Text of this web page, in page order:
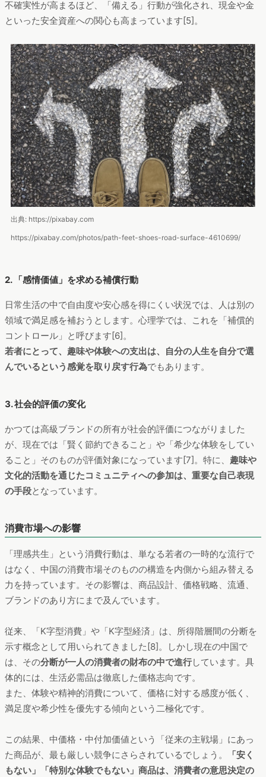
不確実性が高まるほど、「備える」行動が強化され、現金や金
といった安全資産への関心も高まっています[5]。
出典: https://pixabay.com
https://pixabay.com/photos/path-feet-shoes-road-surface-4610699/
2. 「感情価値」を求める補償行動
日常生活の中で自由度や安心感を得にくい状況では、人は別の
領域で満足感を補おうとします。心理学では、これを「補償的
コントロール」と呼びます[6]。
若者にとって、趣味や体験への支出は、自分の人生を自分で選
んでいるという感覚を取り戻す行為でもあります。
3. 社会的評価の変化
かつては高級ブランドの所有が社会的評価につながりました
が、現在では「賢く節約できること」や「希少な体験をしてい
ること」そのものが評価対象になっています[7]。特に、 趣味や
文化的活動を通じたコミュニティへの参加は、重要な自己表現
の手段となっています。
消費市場への影響
「理感共生」という消費行動は、単なる若者の一時的な流行で
はなく、中国の消費市場そのものの構造を内側から組み替える
力を持っています。その影響は、商品設計、価格戦略、流通、
ブランドのあり方にまで及んでいます。
従来、「K字型消費」や「K字型経済」は、所得階層間の分断を
示す概念として用いられてきました[8]。しかし現在の中国で
は、その分断が一人の消費者の財布の中で進行しています。具
体的には、生活必需品は徹底した価格志向です。
また、体験や精神的消費について、価格に対する感度が低く、
満足度や希少性を優先する傾向という二極化です。
この結果、中価格・中付加価値という「従来の主戦場」にあっ
た商品が、最も厳しい競争にさらされているでしょう。
「安く
もない」「特別な体験でもない」商品は、消費者の意思決定の